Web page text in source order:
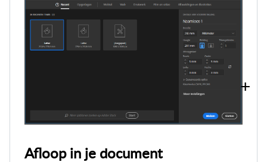
Afloop in je document